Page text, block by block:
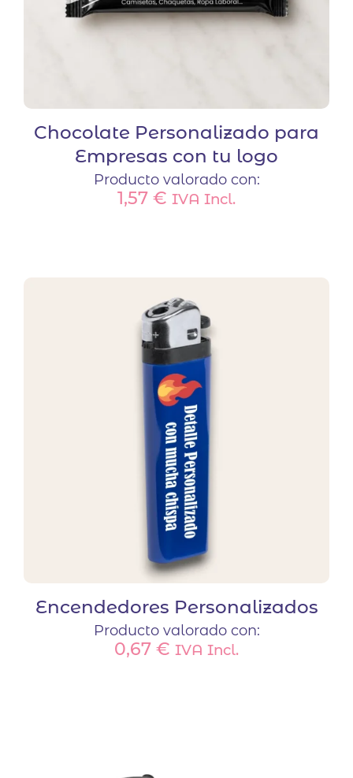
Chocolate Personalizado para
Empresas con tu logo
Producto valorado con:
1,57 € IVA Incl.
Encendedores Personalizados
Producto valorado con:
0,67 € IVA Incl.